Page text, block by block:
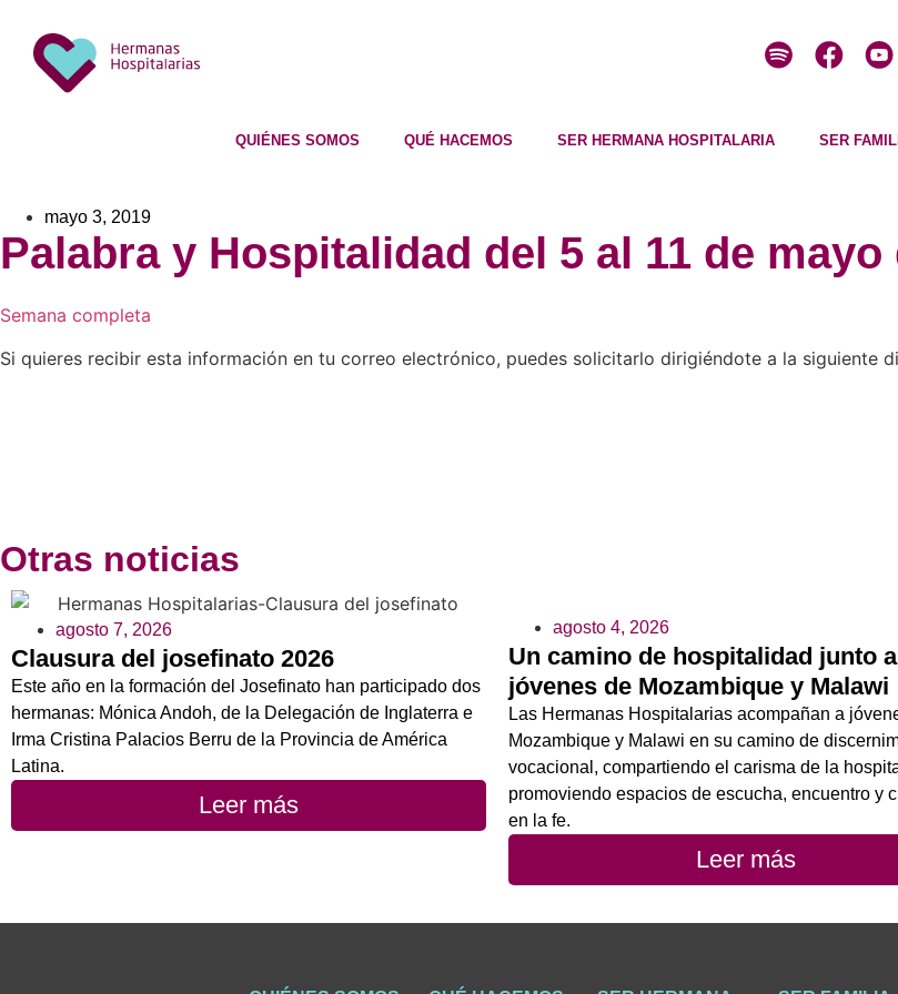
QUIÉNES SOMOS QUÉ HACEMOS SER HERMANA HOSPITALARIA SER
mayo 3, 2019
Palabra y Hospitalidad del 5 al 11 de mayo
Semana completa
Si quieres recibir esta información en tu correo electrónico, puedes solicitarlo dirigiéndote a la siguiente
Otras noticias
agosto 7, 2026
Clausura del josefinato 2026
Este año en la formación del Josefinato han participado dos
hermanas: Mónica Andoh, de la Delegación de Inglaterra e
Irma Cristina Palacios Berru de la Provincia de América
Latina.
Leer más
agosto 4, 2026
Un camino de hospitalidad junto
jóvenes de Mozambique y Malawi
Las Hermanas Hospitalarias acompañan a
Mozambique y Malawi en su camino de
vocacional, compartiendo el carisma de la
promoviendo espacios de escucha, encuentro y
en la fe.
Leer más